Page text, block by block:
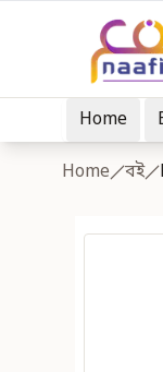
Home
Home বই